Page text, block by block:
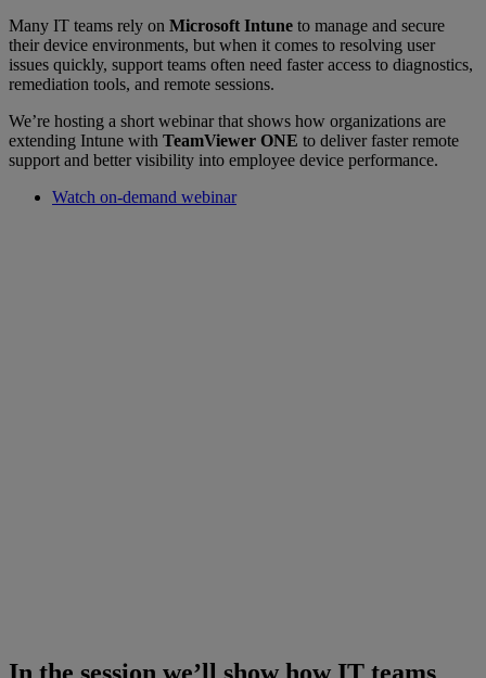
Many IT teams rely on Microsoft Intune to manage and secure
their device environments, but when it comes to resolving user
issues quickly, support teams often need faster access to diagnostics,
remediation tools, and remote sessions.
We’re hosting a short webinar that shows how organizations are
extending Intune with TeamViewer ONE to deliver faster remote
support and better visibility into employee device performance.
Watch on-demand webinar